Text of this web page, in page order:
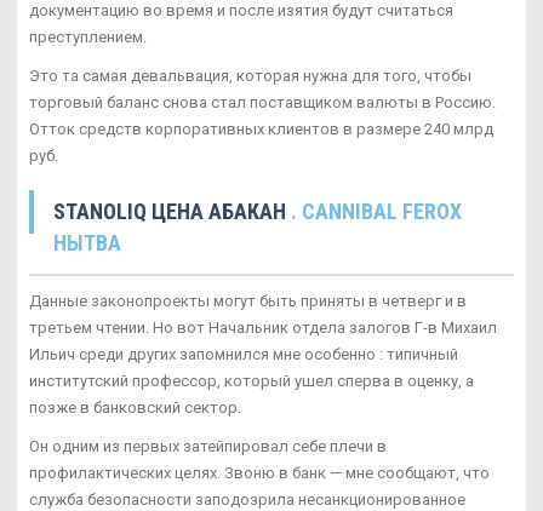
документацию во время и после изятия будут считаться
преступлением.
Это та самая девальвация, которая нужна для того, чтобы
торговый баланс снова стал поставщиком валюты в Россию.
Отток средств корпоративных клиентов в размере 240 млрд
руб.
STANOLIQ ЦЕНА АБАКАН . CANNIBAL FEROX
НЫТВА
Данные законопроекты могут быть приняты в четверг и в
третьем чтении. Но вот Начальник отдела залогов Г-в Михаил
Ильич среди других запомнился мне особенно : типичный
институтский профессор, который ушел сперва в оценку, а
позже в банковский сектор.
Он одним из первых затейпировал себе плечи в
профилактических целях. Звоню в банк — мне сообщают, что
служба безопасности заподозрила несанкционированное